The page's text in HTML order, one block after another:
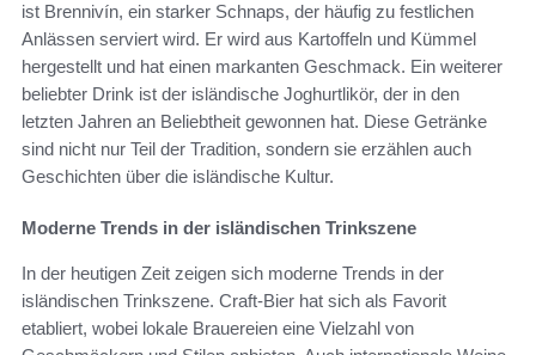
ist Brennivín, ein starker Schnaps, der häufig zu festlichen
Anlässen serviert wird. Er wird aus Kartoffeln und Kümmel
hergestellt und hat einen markanten Geschmack. Ein weiterer
beliebter Drink ist der isländische Joghurtlikör, der in den
letzten Jahren an Beliebtheit gewonnen hat. Diese Getränke
sind nicht nur Teil der Tradition, sondern sie erzählen auch
Geschichten über die isländische Kultur.
Moderne Trends in der isländischen Trinkszene
In der heutigen Zeit zeigen sich moderne Trends in der
isländischen Trinkszene. Craft-Bier hat sich als Favorit
etabliert, wobei lokale Brauereien eine Vielzahl von